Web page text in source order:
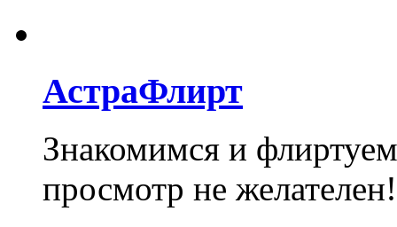
АстраФлирт
Знакомимся и
просмотр не